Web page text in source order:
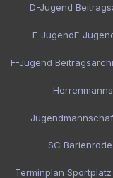
D-Jugend
E-JugendE-
F-Jugend
SC
Terminplan